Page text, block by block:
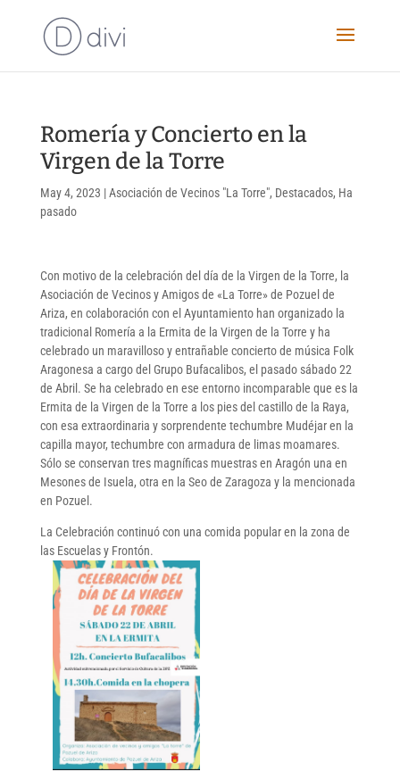
Romería y Concierto en la
Virgen de la Torre
May 4, 2023 |Asociación de Vecinos "La Torre", Destacados, Ha
pasado
Con motivo de la celebración del día de la Virgen de la Torre, la
Asociación de Vecinos y Amigos de «La Torre» de Pozuel de
Ariza, en colaboración con el Ayuntamiento han organizado la
tradicional Romería a la Ermita de la Virgen de la Torre y ha
celebrado un maravilloso y entrañable concierto de música Folk
Aragonesa a cargo del Grupo Bufacalibos, el pasado sábado 22
de Abril. Se ha celebrado en ese entorno incomparable que es la
Ermita de la Virgen de la Torre a los pies del castillo de la Raya,
con esa extraordinaria y sorprendente techumbre Mudéjar en la
capilla mayor, techumbre con armadura de limas moamares.
Sólo se conservan tres magníficas muestras en Aragón una en
Mesones de Isuela, otra en la Seo de Zaragoza y la mencionada
en Pozuel.
La Celebración continuó con una comida popular en la zona de
las Escuelas y Frontón.